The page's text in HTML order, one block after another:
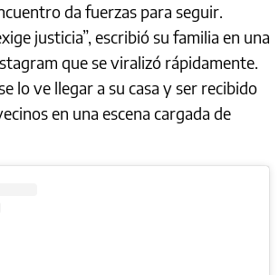
da fuerzas para seguir.
justicia”, escribió su familia en una
que se viralizó rápidamente.
lo ve llegar a su casa y ser recibido
en una escena cargada de